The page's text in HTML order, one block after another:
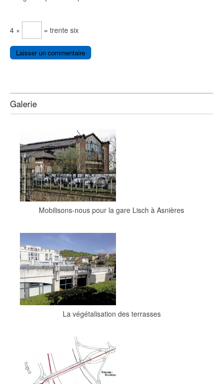
4 × = trente six
Galerie
Mobilisons-nous pour la gare Lisch à Asnières
La végétalisation des terrasses